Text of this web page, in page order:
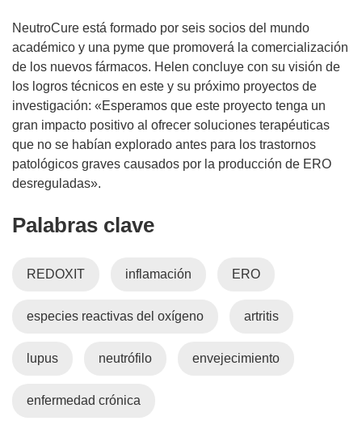
NeutroCure está formado por seis socios del mundo
académico y una pyme que promoverá la comercialización
de los nuevos fármacos. Helen concluye con su visión de
los logros técnicos en este y su próximo proyectos de
investigación: «Esperamos que este proyecto tenga un
gran impacto positivo al ofrecer soluciones terapéuticas
que no se habían explorado antes para los trastornos
patológicos graves causados por la producción de ERO
desreguladas».
Palabras clave
REDOXIT inflamación ERO
especies reactivas del oxígeno artritis
lupus neutrófilo envejecimiento
enfermedad crónica